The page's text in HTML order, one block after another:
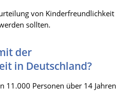
von Kinderfreundlichkeit
sollten.
der
in Deutschland?
11.000 Personen über 14 Jahren